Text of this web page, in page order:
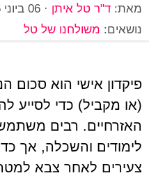
מאת: ד"ר טל איתן· 06 ביוני 2016
נושאים: משולחנו של טל
פיקדון אישי הוא סכום
(או מקביל) כדי לסייע
האזרחיים. רבים
לימודים והשכלה, אך
צעירים לאחר צבא